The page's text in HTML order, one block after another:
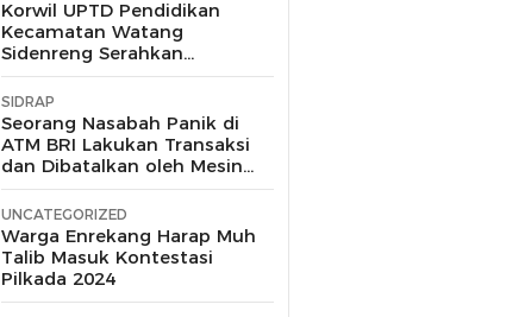
Korwil UPTD Pendidikan
Kecamatan Watang
Sidenreng Serahkan
Langsung Bantuan pada
Korban Kebakaran di Wala
Sidrap
SIDRAP
Seorang Nasabah Panik di
ATM BRI Lakukan Transaksi
dan Dibatalkan oleh Mesin
Tanpa Keluar Uang
UNCATEGORIZED
Warga Enrekang Harap Muh
Talib Masuk Kontestasi
Pilkada 2024